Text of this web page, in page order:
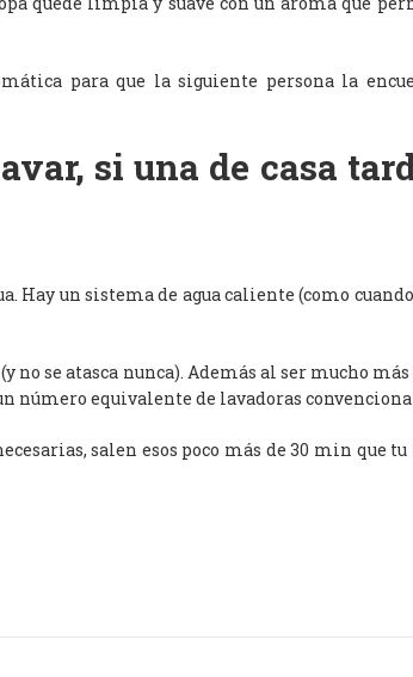
para que la siguiente persona la
si una de casa
Hay un sistema de agua caliente (como
se atasca nunca). Además al ser mucho más
número equivalente de lavadoras
salen esos poco más de 30 min que